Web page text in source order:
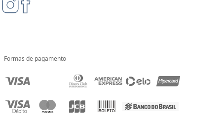
Formas de pagamento